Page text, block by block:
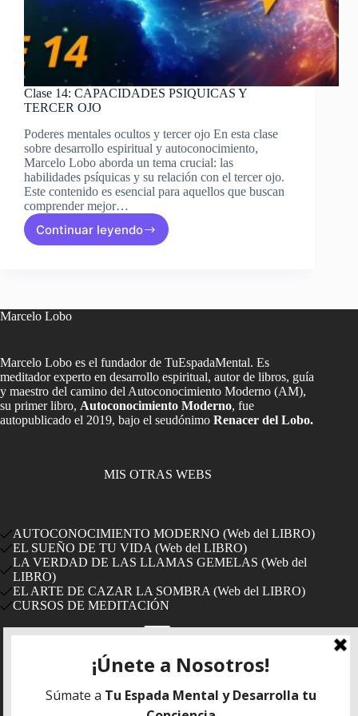
Clase 14: CAPACIDADES PSIQUICAS Y
TERCER OJO
Poderes mentales ocultos y tercer ojo En esta clase
sobre desarrollo espiritual y autoconocimiento,
Marcelo Lobo aborda un tema crucial: las
habilidades psíquicas y su relación con el tercer ojo.
Este contenido es esencial para aquellos que buscan
comprender mejor…
Continuar leyendo
Clase
TERCER
Marcelo Lobo
Marcelo Lobo es el fundador de TuEspadaMental. Es
meditador experto en desarrollo espiritual, autor de libros, guía
y maestro del camino del Autoconocimiento Moderno (AM),
su primer libro, Autoconocimiento Moderno, fue
autopublicado el 2019, bajo el seudónimo Renacer del Lobo.
MIS OTRAS WEBS
AUTOCONOCIMIENTO MODERNO (Web del LIBRO)
EL SUEÑO DE TU VIDA (Web del LIBRO)
LA VERDAD DE LAS LLAMAS GEMELAS (Web del
LIBRO)
EL ARTE DE CAZAR LA SOMBRA (Web del LIBRO)
CURSOS DE MEDITACIÓN